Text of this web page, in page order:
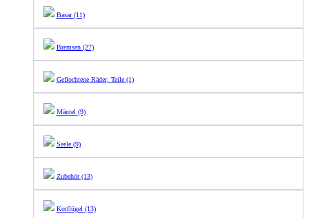
Basar (11)
Bremsen (27)
Geflochtene Räder, Teile (1)
Mäntel (9)
Seele (9)
Zubehör (13)
Kotflügel (13)